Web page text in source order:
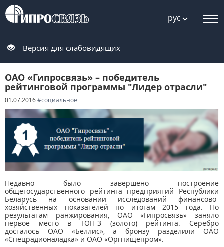
рус
Версия для слабовидящих
ОАО «Гипросвязь» – победитель
рейтинговой программы "Лидер отрасли"
01.07.2016#социальное
Недавно было завершено построение
общегосударственного рейтинга предприятий Республики
Беларусь на основании исследований финансово-
хозяйственных показателей по итогам 2015 года. По
результатам ранжирования, ОАО «Гипросвязь» заняло
первое место в ТОП-3 (золото) рейтинга. Серебро
досталось ОАО «Беллис», а бронзу разделили ОАО
«Спецрадионаладка» и ОАО «Оргпищепром».